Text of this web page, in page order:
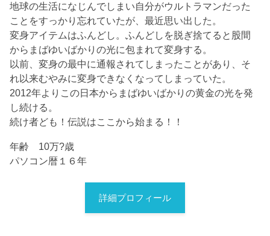
地球の生活になじんでしまい自分がウルトラマンだった
ことをすっかり忘れていたが、最近思い出した。
変身アイテムはふんどし。ふんどしを脱ぎ捨てると股間
からまばゆいばかりの光に包まれて変身する。
以前、変身の最中に通報されてしまったことがあり、そ
れ以来むやみに変身できなくなってしまっていた。
2012年よりこの日本からまばゆいばかりの黄金の光を発
し続ける。
続け者ども！伝説はここから始まる！！
年齢 10万?歳
パソコン暦１６年
詳細プロフィール